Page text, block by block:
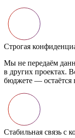
Строгая
Мы не передаём
в других проектах.
бюджете — остаётся
Стабильная связь с